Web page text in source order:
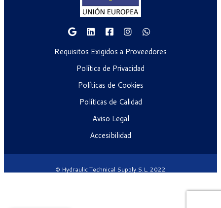
Requisitos Exigidos a Proveedores
Política de Privacidad
Políticas de Cookies
Políticas de Calidad
Aviso Legal
Accesibilidad
© Hydraulic Technical Supply S.L. 2022